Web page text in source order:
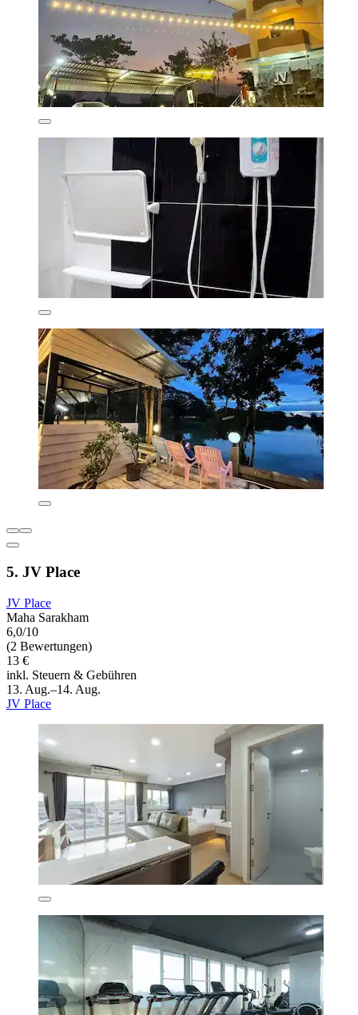
5. JV Place
JV Place
Maha Sarakham
6,0/10
(2 Bewertungen)
13 €
inkl. Steuern & Gebühren
13. Aug.–14. Aug.
JV Place